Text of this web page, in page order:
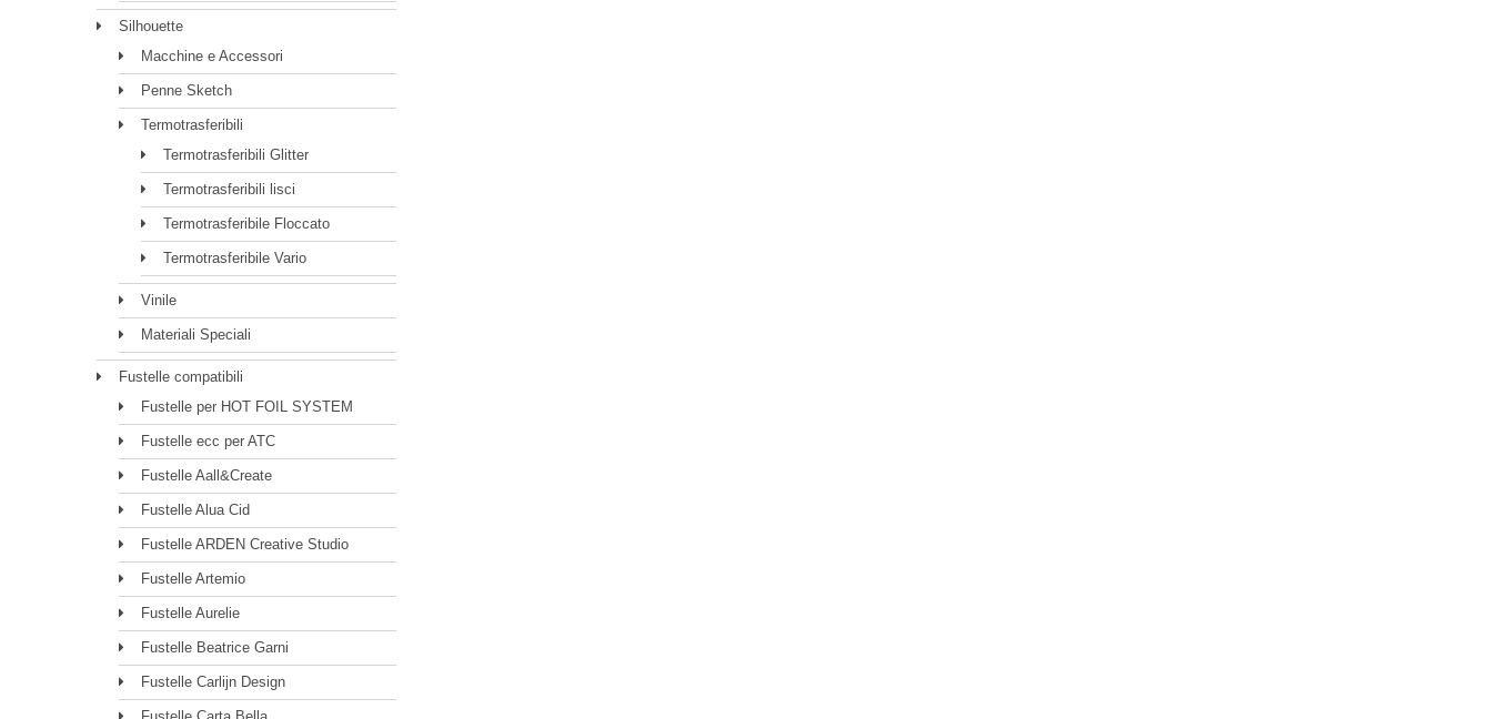
Silhouette
Macchine e Accessori
Penne Sketch
Termotrasferibili
Termotrasferibili Glitter
Termotrasferibili lisci
Termotrasferibile Floccato
Termotrasferibile Vario
Vinile
Materiali Speciali
Fustelle compatibili
Fustelle per HOT FOIL SYSTEM
Fustelle ecc per ATC
Fustelle Aall&Create
Fustelle Alua Cid
Fustelle ARDEN Creative Studio
Fustelle Artemio
Fustelle Aurelie
Fustelle Beatrice Garni
Fustelle Carlijn Design